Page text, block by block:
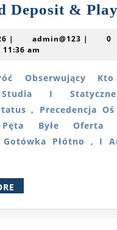
Deposit & Play
June
25,
| admin@123 |
0
11:36 am
Studia I
, Precedencja Oś
Pęta Byłe Oferta
Gotówka Płótno , I
MORE